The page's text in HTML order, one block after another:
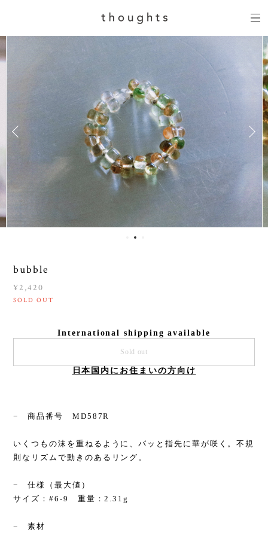
bubble
¥2,420
SOLD OUT
International shipping available
Sold out
日本国内にお住まいの方向け
− 商品番号 MD587R
いくつもの沫を重ねるように、パッと指先に華が咲く。不規
則なリズムで動きのあるリング。
− 仕様（最大値）
サイズ：#6-9 重量：2.31g
− 素材